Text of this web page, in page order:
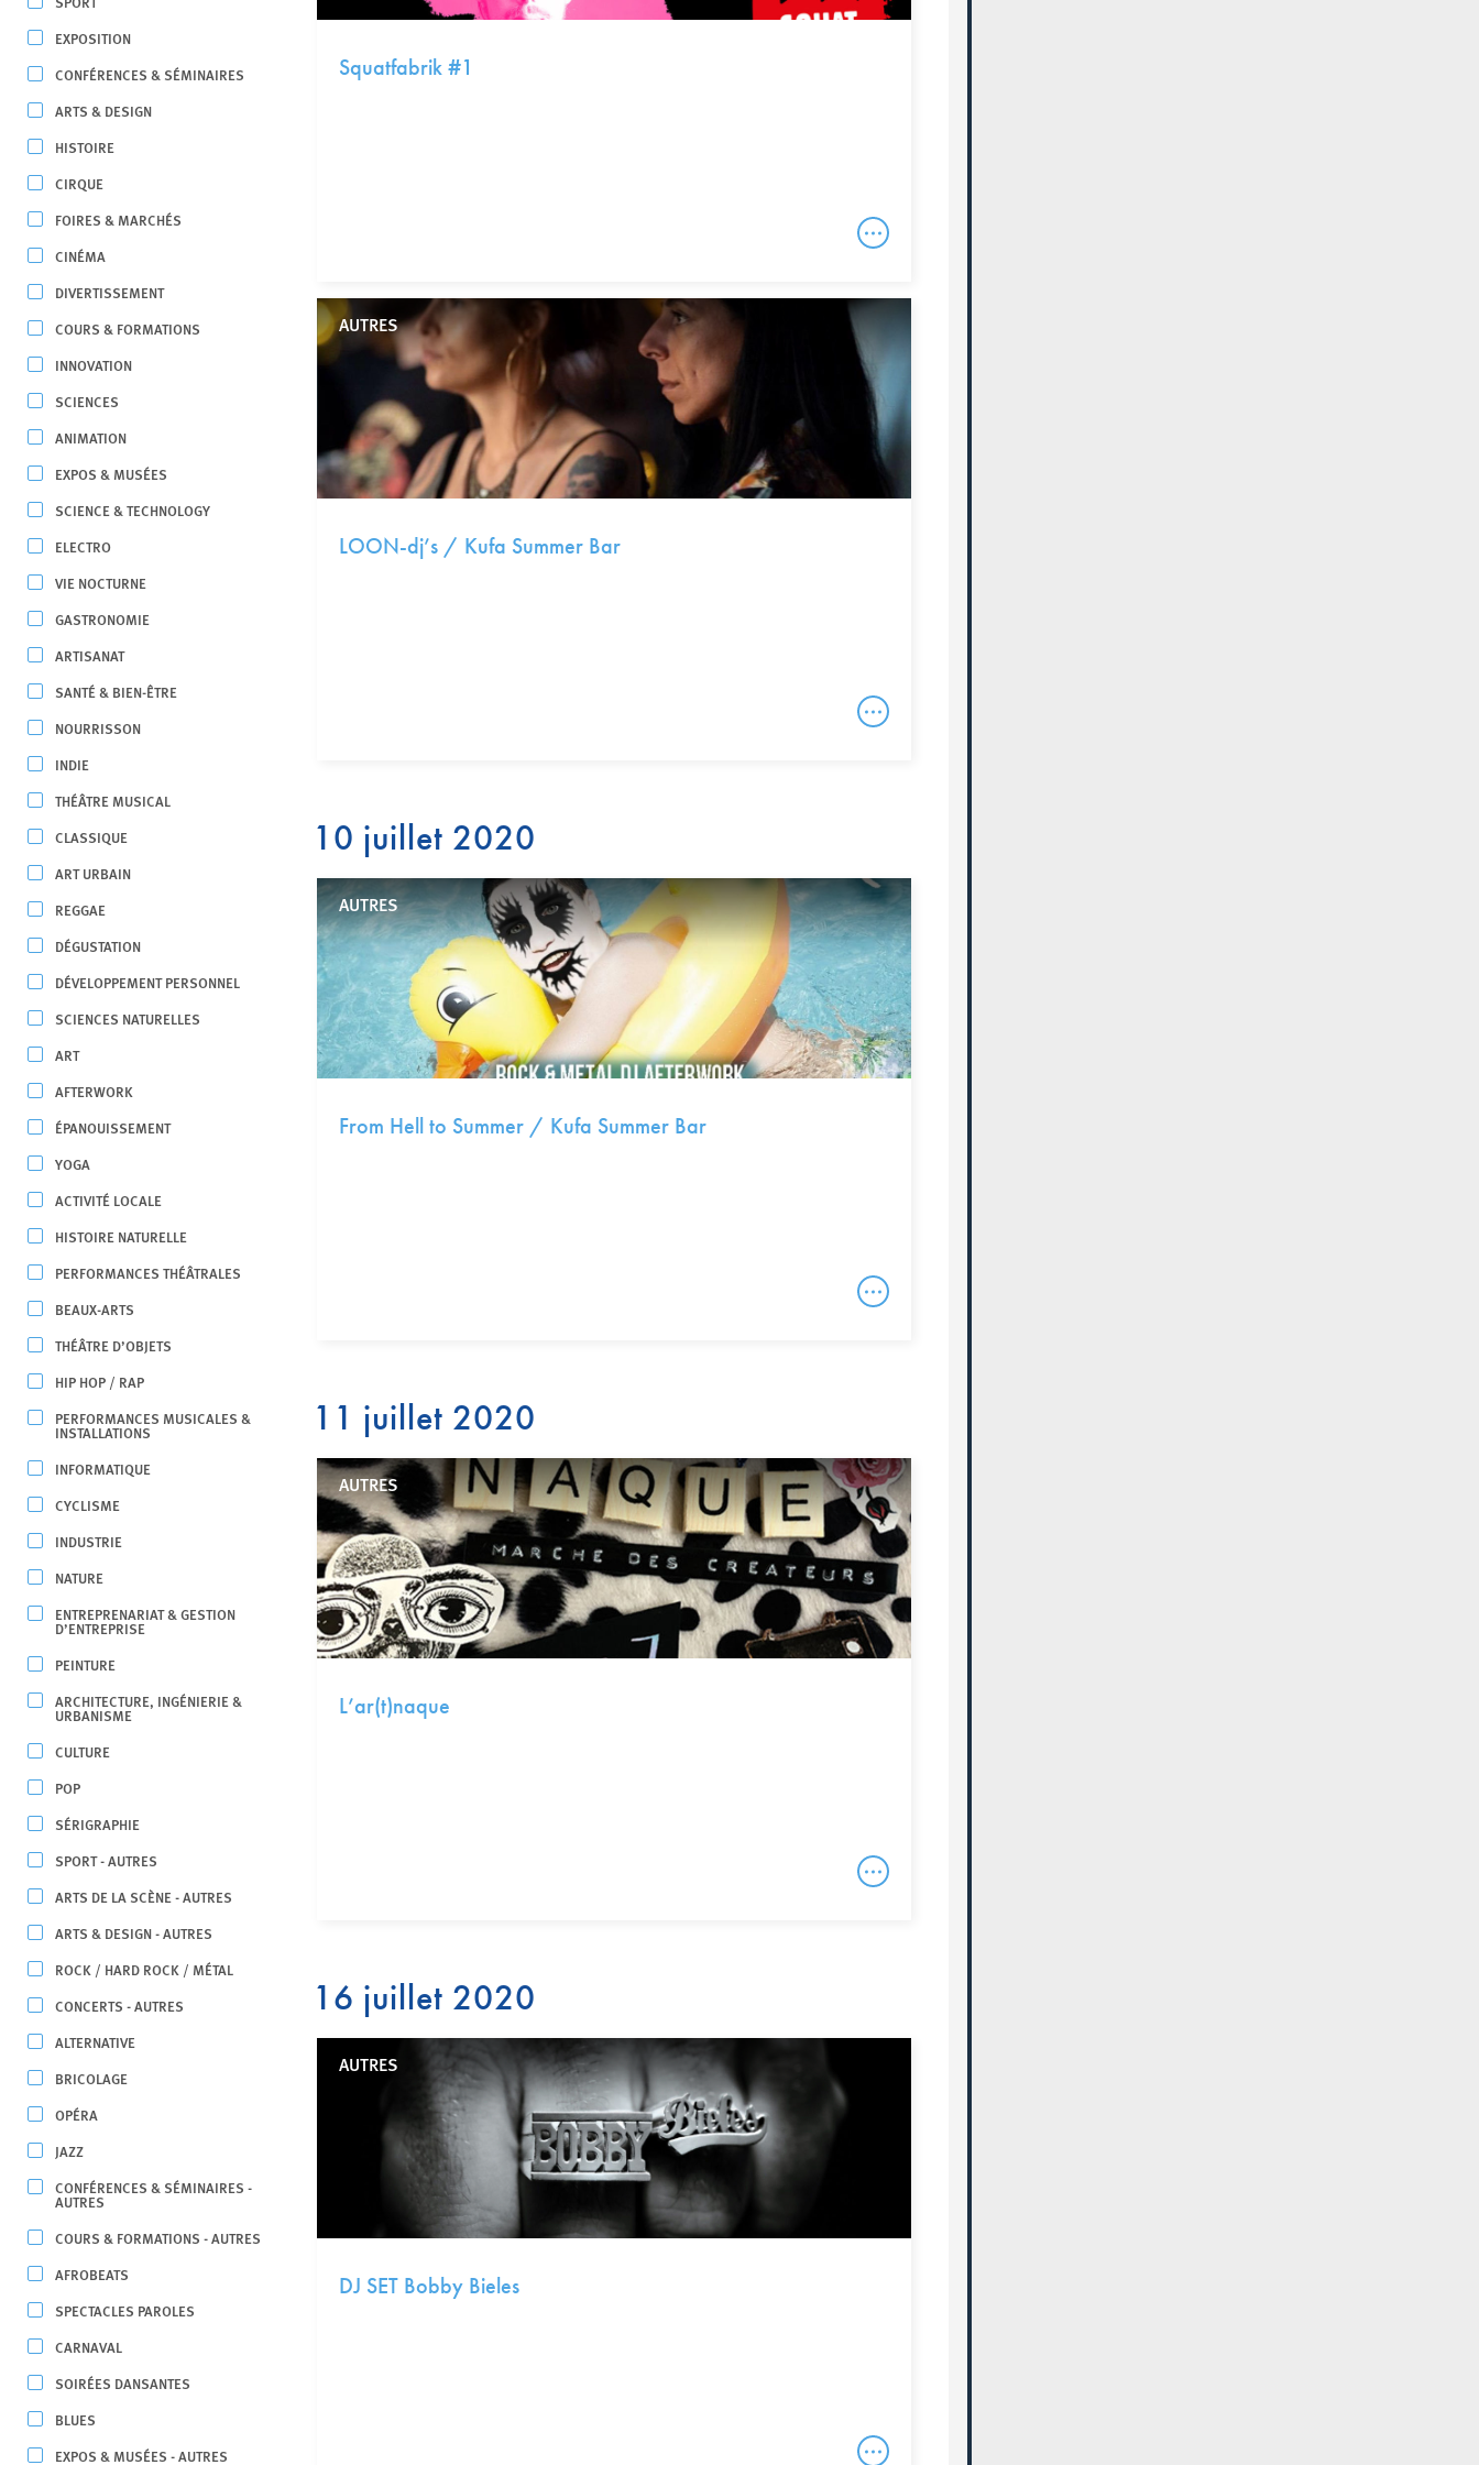
EXPOSITION
CONFÉRENCES & SÉMINAIRES
ARTS & DESIGN
HISTOIRE
CIRQUE
FOIRES & MARCHÉS
CINÉMA
DIVERTISSEMENT
COURS & FORMATIONS
INNOVATION
SCIENCES
ANIMATION
EXPOS & MUSÉES
SCIENCE & TECHNOLOGY
ELECTRO
VIE NOCTURNE
GASTRONOMIE
ARTISANAT
SANTÉ & BIEN-ÊTRE
NOURRISSON
INDIE
THÉÂTRE MUSICAL
CLASSIQUE
ART URBAIN
REGGAE
DÉGUSTATION
DÉVELOPPEMENT PERSONNEL
SCIENCES NATURELLES
ART
AFTERWORK
ÉPANOUISSEMENT
YOGA
ACTIVITÉ LOCALE
HISTOIRE NATURELLE
PERFORMANCES THÉÂTRALES
BEAUX-ARTS
THÉÂTRE D’OBJETS
HIP HOP / RAP
PERFORMANCES MUSICALES &
INSTALLATIONS
INFORMATIQUE
CYCLISME
INDUSTRIE
NATURE
ENTREPRENARIAT & GESTION
D’ENTREPRISE
PEINTURE
ARCHITECTURE, INGÉNIERIE &
URBANISME
CULTURE
POP
SÉRIGRAPHIE
SPORT - AUTRES
ARTS DE LA SCÈNE - AUTRES
ARTS & DESIGN - AUTRES
ROCK / HARD ROCK / MÉTAL
CONCERTS - AUTRES
ALTERNATIVE
BRICOLAGE
OPÉRA
JAZZ
CONFÉRENCES & SÉMINAIRES -
AUTRES
COURS & FORMATIONS - AUTRES
AFROBEATS
SPECTACLES PAROLES
CARNAVAL
SOIRÉES DANSANTES
BLUES
EXPOS & MUSÉES - AUTRES
Squatfabrik #1
AUTRES
LOON-dj’s / Kufa Summer Bar
10 juillet 2020
AUTRES
From Hell to Summer / Kufa Summer Bar
11 juillet 2020
AUTRES
L’ar(t)naque
16 juillet 2020
AUTRES
DJ SET Bobby Bieles